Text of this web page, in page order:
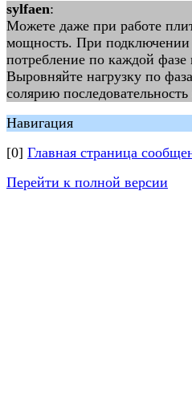
sylfaen:
Можете даже при работе
мощность. При
потребление по каждой
Выровняйте нагрузку по
солярию
Навигация
[0] Главная страница
Перейти к полной версии